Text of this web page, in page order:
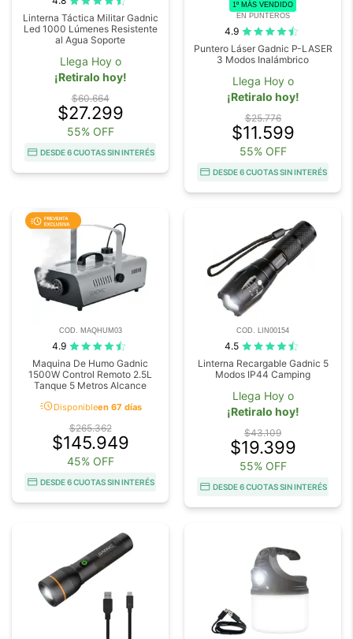
Linterna Táctica Militar Gadnic
Led 1000 Lúmenes Resistente
al Agua Soporte
Llega Hoy o
¡Retiralo hoy!
$60.664
$27.299
55% OFF
DESDE 6 CUOTAS SIN INTERÉS
1º MÁS VENDIDO
EN PUNTEROS
4.9
Puntero Láser Gadnic P-LASER
3 Modos Inalámbrico
Llega Hoy o
¡Retiralo hoy!
$25.776
$11.599
55% OFF
DESDE 6 CUOTAS SIN INTERÉS
COD. MAQHUM03
4.9
Maquina De Humo Gadnic
1500W Control Remoto 2.5L
Tanque 5 Metros Alcance
acuteDisponibleen 67 días
$265.362
$145.949
45% OFF
DESDE 6 CUOTAS SIN INTERÉS
COD. LIN00154
4.5
Linterna Recargable Gadnic 5
Modos IP44 Camping
Llega Hoy o
¡Retiralo hoy!
$43.109
$19.399
55% OFF
DESDE 6 CUOTAS SIN INTERÉS